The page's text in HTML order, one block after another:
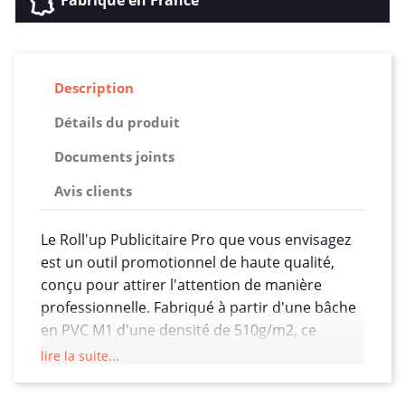
Description
Détails du produit
Documents joints
Avis clients
Le Roll'up Publicitaire Pro que vous envisagez
est un outil promotionnel de haute qualité,
conçu pour attirer l'attention de manière
professionnelle. Fabriqué à partir d'une bâche
en PVC M1 d'une densité de 510g/m2, ce
support publicitaire offre une durabilité
lire la suite...